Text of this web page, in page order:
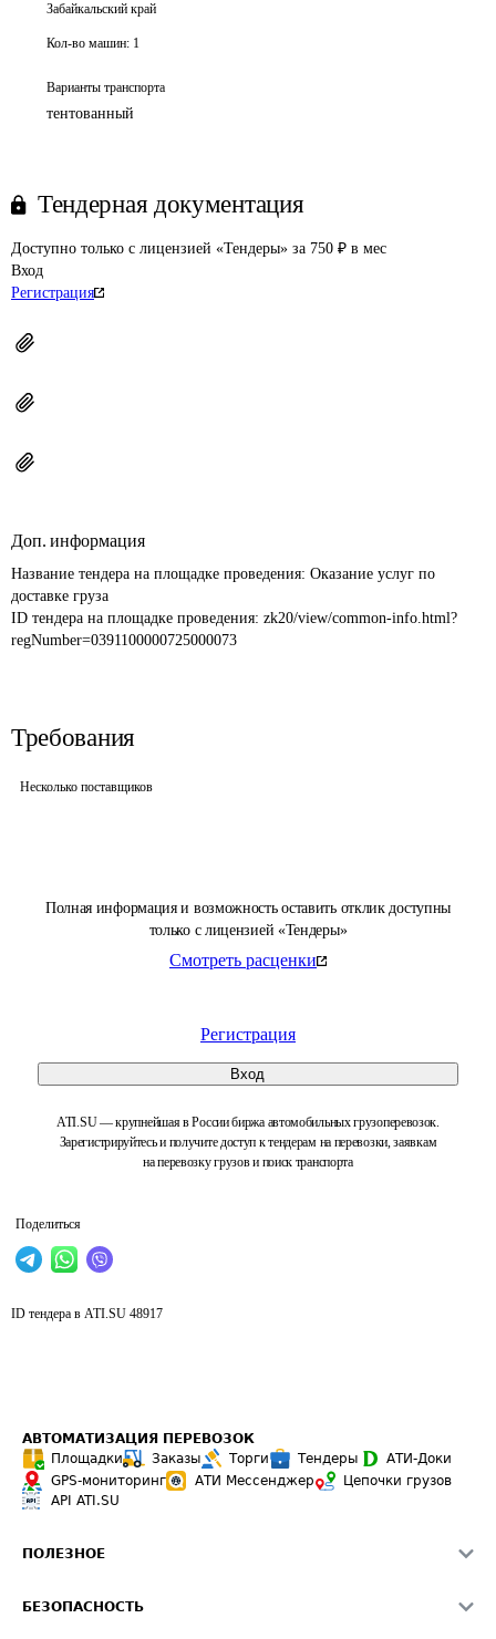
Полная информация и возможность оставить отклик доступны
только с лицензией «Тендеры»
Смотреть расценки
Регистрация
Вход
ATI.SU — крупнейшая в России биржа автомобильных грузоперевозок.
Зарегистрируйтесь и получите доступ к тендерам на перевозки, заявкам
на перевозку грузов и поиск транспорта
Поделиться
Забайкальский край
Кол-во машин: 1
Варианты транспорта
тентованный
Тендерная документация
Доступно только с лицензией «Тендеры» за 750 ₽ в мес
Вход
Регистрация
Доп. информация
Название тендера на площадке проведения: Оказание услуг по
доставке груза
ID тендера на площадке проведения: zk20/view/common-info.html?
regNumber=0391100000725000073
Требования
Несколько поставщиков
ID тендера в ATI.SU 48917
АВТОМАТИЗАЦИЯ ПЕРЕВОЗОК
Площадки
Заказы Торги Тендеры
АТИ-Доки
GPS-мониторинг
АТИ Мессенджер
Цепочки грузов
API ATI.SU
ПОЛЕЗНОЕ
БЕЗОПАСНОСТЬ